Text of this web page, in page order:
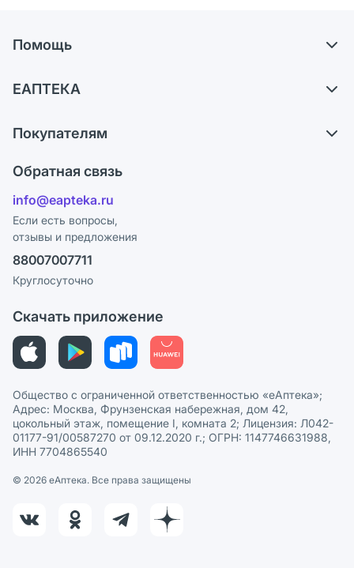
Помощь
Самовывоз из аптек
Ответы на вопросы
Блог
ЕАПТЕКА
Карьера
Поставщики
Лицензия
Реклама на сайте
Ваши товары на ЕАПТЕКЕ
Покупателям
Программа СберСпасибо
Политика конфиденциальности
Пользовательское соглашение
Политика рекомендаций
Этика и соответствие
Политика в отношении обработки персональных данных
Обратная связь
info@eapteka.ru
Если есть вопросы,
отзывы и предложения
88007007711
Круглосуточно
Скачать приложение
Общество с ограниченной ответственностью «еАптека»;
Адрес: Москва, Фрунзенская набережная, дом 42,
цокольный этаж, помещение I, комната 2; Лицензия: Л042-
01177-91/00587270 от 09.12.2020 г.; ОГРН: 1147746631988,
ИНН 7704865540
© 2026 eАптека. Все права защищены